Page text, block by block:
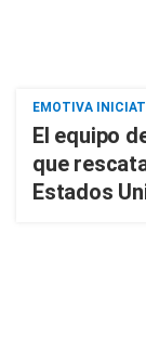
EMOTIVA
El equipo
que
Estados